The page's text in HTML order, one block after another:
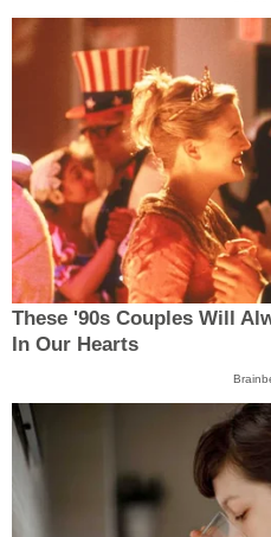
These '90s Couples Will
In Our Hearts